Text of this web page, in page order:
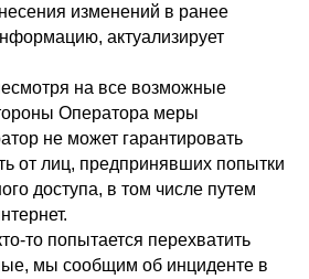
изменений в ранее
актуализирует
на все возможные
Оператора меры
не может гарантировать
от лиц, предпринявших попытки
доступа, в том числе путем
то попытается перехватить
мы сообщим об инциденте в